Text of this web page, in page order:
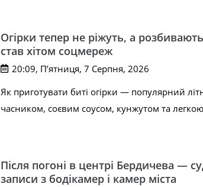
Огірки тепер не ріжуть, а
став хітом соцмереж
20:09, П’ятниця, 7 Серпня, 2026
Як приготувати биті огірки — популярний
часником, соєвим соусом, кунжутом та
Після погоні в центрі Бердичева —
записи з бодікамер і камер міста